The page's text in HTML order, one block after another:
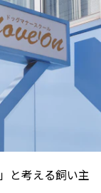
と考える飼い主